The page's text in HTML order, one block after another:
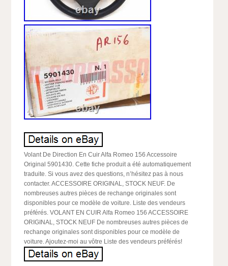
Volant De Direction En Cuir Alfa Romeo 156 Accessoire
Original 5901430. Cette fiche produit a été automatiquement
traduite. Si vous avez des questions, n’hésitez pas à nous
contacter. ACCESSOIRE ORIGINAL, STOCK NEUF. De
nombreuses autres pièces de rechange originales sont
disponibles pour ce modèle de voiture. Liste des vendeurs
préférés. VOLANT EN CUIR Alfa Romeo 156 ACCESSOIRE
ORIGINAL, STOCK NEUF De nombreuses autres pièces de
rechange originales sont disponibles pour ce modèle de
voiture. Ajoutez-moi au vôtre Liste des vendeurs préférés!